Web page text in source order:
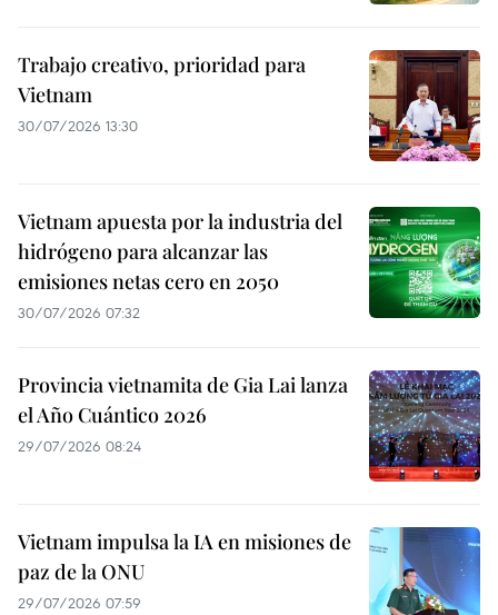
Trabajo creativo, prioridad para
Vietnam
30/07/2026 13:30
Vietnam apuesta por la industria del
hidrógeno para alcanzar las
emisiones netas cero en 2050
30/07/2026 07:32
Provincia vietnamita de Gia Lai lanza
el Año Cuántico 2026
29/07/2026 08:24
Vietnam impulsa la IA en misiones de
paz de la ONU
29/07/2026 07:59